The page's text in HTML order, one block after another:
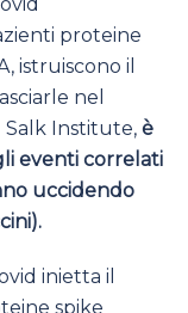
proteine
istruiscono il
nel
Salk Institute, è
eventi correlati
uccidendo
inietta il
​​spike